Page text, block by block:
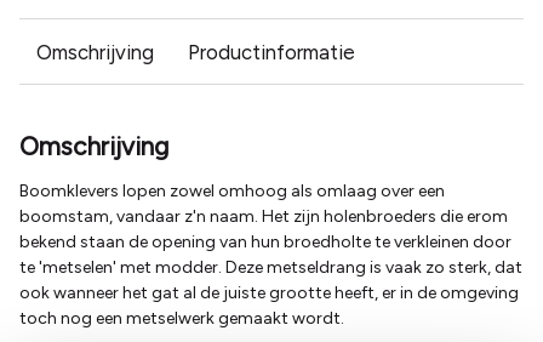
Omschrijving Productinformatie
Omschrijving
Boomklevers lopen zowel omhoog als omlaag over een
boomstam, vandaar z'n naam. Het zijn holenbroeders die erom
bekend staan de opening van hun broedholte te verkleinen door
te 'metselen' met modder. Deze metseldrang is vaak zo sterk, dat
ook wanneer het gat al de juiste grootte heeft, er in de omgeving
toch nog een metselwerk gemaakt wordt.